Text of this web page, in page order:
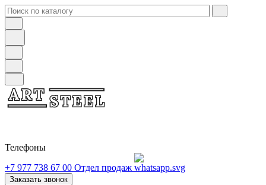
Телефоны
+7 977 738 67 00 Отдел продаж
Заказать звонок